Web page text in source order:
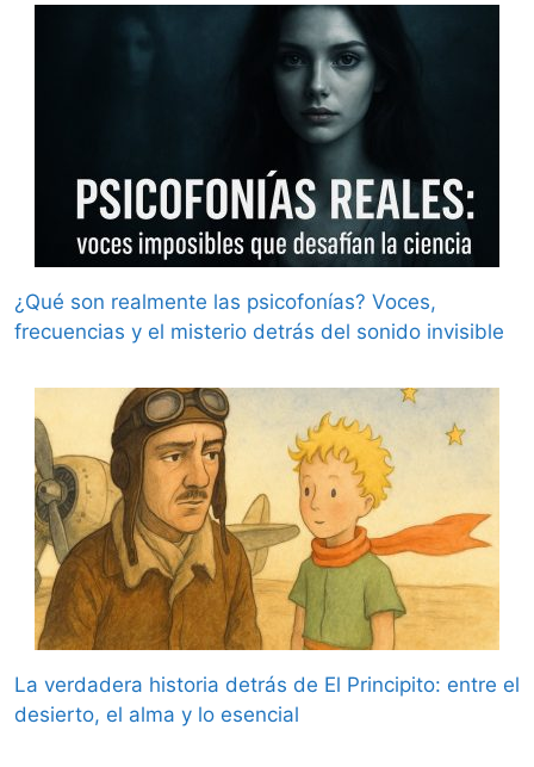
¿Qué son realmente las psicofonías? Voces,
frecuencias y el misterio detrás del sonido invisible
La verdadera historia detrás de El Principito: entre el
desierto, el alma y lo esencial